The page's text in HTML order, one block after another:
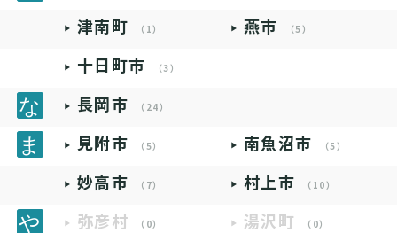
津南町 （1） 燕市 （5）
十日町市 （3）
長岡市 （24）
見附市 （5） 南魚沼市 （5）
妙高市 （7） 村上市 （10）
弥彦村 （0） 湯沢町 （0）